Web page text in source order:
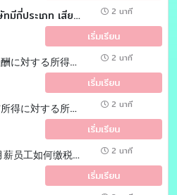
- EP.03 (TH) กรรมการบริษัทมีกี่ประเภท เสียภาษีแตกต่างกันหรือไม่ Tax EZ Sensei 2 นาที
เริ่มเรียน
- EP.03 (JP) 取締役への報酬に対する所得税についてお答えします。Tax EZ sensei 2 นาที
เริ่มเรียน
- EP.02 (JP) 労働者の給与所得に対する所得税についてお答えします。 Tax EZ sensei 2 นาที
เริ่มเรียน
- EP.02 (CN) 日薪员工、月薪员工如何缴税？有什么不同吗？ Tax EZ laoshi 2 นาที
เริ่มเรียน